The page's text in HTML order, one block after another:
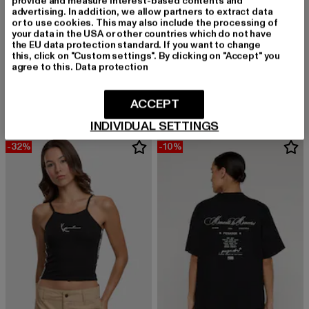
KARL KANI
Small Signature Rib
Derzeitiger Preis: 31,99 EURAktionspreis: 49,99 EUR
MISTER TEE
12,99 EUR
Derzeitiger Preis: 12,99 EUR
19,99 EUR
-32% -10%
advertising. In addition, we allow partners to extract data
or to use cookies. This may also include the processing of
your data in the USA or other countries which do not have
the EU data protection standard. If you want to change
this, click on "Custom settings". By clicking on "Accept" you
agree to this. Data protection
INDIVIDUAL SETTINGS
ACCEPT